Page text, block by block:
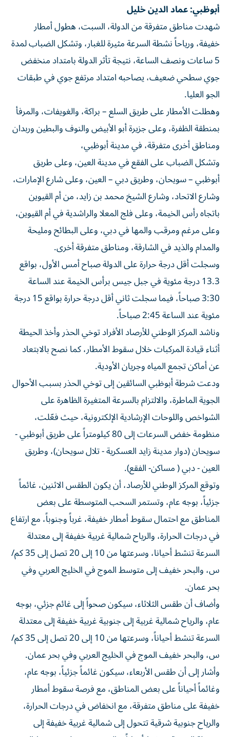
أبوظبي: عماد الدين خليل
شهدت مناطق متفرقة من الدولة، السبت، هطول أمطار
خفيفة، ورياحاً نشطة السرعة مثيرة للغبار، وتشكل الضباب لمدة
5 ساعات ونصف الساعة، نتيجة تأثر الدولة بامتداد منخفض
جوي سطحي ضعيف، يصاحبه امتداد مرتفع جوي في طبقات
الجو العليا.
وهطلت الأمطار على طريق السلع – براكة، والغويفات، والمرفأ
بمنطقة الظفرة، وعلى جزيرة أبو الأبيض والنوف والبطين وربدان
ومناطق أخرى متفرقة، في مدينة أبوظبي،
وتشكل الضباب على الفقع في مدينة العين، وعلى طريق
أبوظبي – سويحان، وطريق دبي – العين، وعلى شارع الإمارات،
وشارع الاتحاد، وشارع الشيخ محمد بن زايد، من أم القيوين
باتجاه رأس الخيمة، وعلى فلج المعلا والراشدية في أم القيوين،
وعلى مرغم ومرقب والمها في دبي، وعلى البطائح ومليحة
والمدام والذيد في الشارقة، ومناطق متفرقة أخرى.
وسجلت أقل درجة حرارة على الدولة صباح أمس الأول، بواقع
13.3 درجة مئوية في جبل جيس برأس الخيمة عند الساعة
3:30 صباحاً، فيما سجلت ثاني أقل درجة حرارة بواقع 15 درجة
مئوية عند الساعة 2:45 صباحاً.
وناشد المركز الوطني للأرصاد الأفراد توخي الحذر وأخذ الحيطة
أثناء قيادة المركبات خلال سقوط الأمطار، كما نصح بالابتعاد
عن أماكن تجمع المياه وجريان الأودية.
ودعت شرطة أبوظبي السائقين إلى توخي الحذر بسبب الأحوال
الجوية الماطرة، والالتزام بالسرعة المتغيرة الظاهرة على
الشواخص واللوحات الإرشادية الإلكترونية، حيث فعّلت،
منظومة خفض السرعات إلى 80 كيلومتراً على طريق أبوظبي -
سويحان (دوار مدينة زايد العسكرية - تلال سويحان)، وطريق
العين - دبي ( مساكن- الفقع).
وتوقع المركز الوطني للأرصاد، أن يكون الطقس الاثنين، غائماً
جزئياً، بوجه عام، وتستمر السحب المتوسطة على بعض
المناطق مع احتمال سقوط أمطار خفيفة، غرباً وجنوباً، مع ارتفاع
في درجات الحرارة، والرياح شمالية غربية خفيفة إلى معتدلة
السرعة تنشط أحيانا، وسرعتها من 10 إلى 20 تصل إلى 35 كم/
س، والبحر خفيف إلى متوسط الموج في الخليج العربي وفي
بحر عمان.
وأضاف أن طقس الثلاثاء، سيكون صحواً إلى غائم جزئي، بوجه
عام، والرياح شمالية غربية إلى جنوبية غربية خفيفة إلى معتدلة
السرعة تنشط أحياناً، وسرعتها من 10 إلى 20 تصل إلى 35 كم/
س، والبحر خفيف الموج في الخليج العربي وفي بحر عمان.
وأشار إلى أن طقس الأربعاء، سيكون غائماً جزئياً، بوجه عام،
وغائماً أحياناً على بعض المناطق، مع فرصة سقوط أمطار
خفيفة على مناطق متفرقة، مع انخفاض في درجات الحرارة،
والرياح جنوبية شرقية تتحول إلى شمالية غربية خفيفة إلى